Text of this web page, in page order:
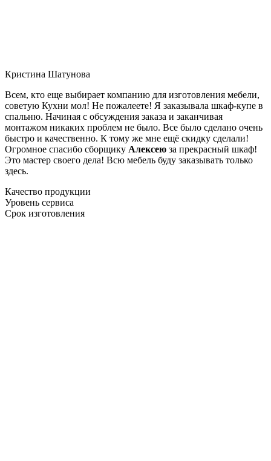
Кристина Шатунова
Всем, кто еще выбирает компанию для изготовления мебели,
советую Кухни мол! Не пожалеете! Я заказывала шкаф-купе в
спальню. Начиная с обсуждения заказа и заканчивая
монтажом никаких проблем не было. Все было сделано очень
быстро и качественно. К тому же мне ещё скидку сделали!
Огромное спасибо сборщику Алексею за прекрасный шкаф!
Это мастер своего дела! Всю мебель буду заказывать только
здесь.
Качество продукции
Уровень сервиса
Срок изготовления